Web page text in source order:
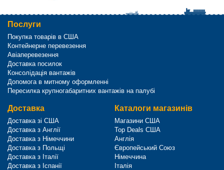
Послуги
Покупка товарів в США
Контейнерне перевезення
Авіаперевезення
Доставка посилок
Консолідація вантажів
Допомога в митному оформленні
Пересилка крупногабаритних вантажів на палубі
Доставка
Доставка зі США
Доставка з Англії
Доставка з Німеччини
Доставка з Польщі
Доставка з Італії
Доставка з Іспанії
Каталоги магазинів
Магазини США
Top Deals США
Англія
Європейський Союз
Німеччина
Італія